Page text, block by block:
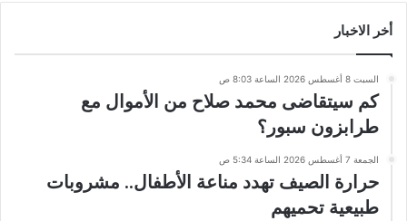
أخر الاخبار
السبت 8 أغسطس 2026 الساعة 8:03 ص
كم سيتقاضى محمد صلاح من الأموال مع
طرابزون سبور؟
الجمعة 7 أغسطس 2026 الساعة 5:34 ص
حرارة الصيف تهدد مناعة الأطفال.. مشروبات
طبيعية تحميهم